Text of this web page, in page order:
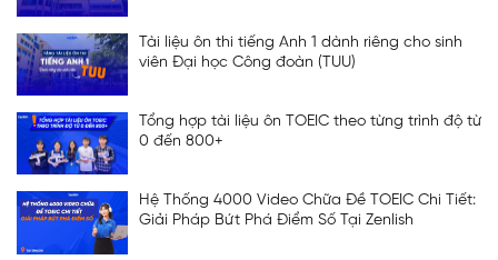
Tài liệu ôn thi tiếng Anh 1 dành riêng cho sinh
viên Đại học Công đoàn (TUU)
Tổng hợp tài liệu ôn TOEIC theo từng trình độ từ
0 đến 800+
Hệ Thống 4000 Video Chữa Đề TOEIC Chi Tiết:
Giải Pháp Bứt Phá Điểm Số Tại Zenlish